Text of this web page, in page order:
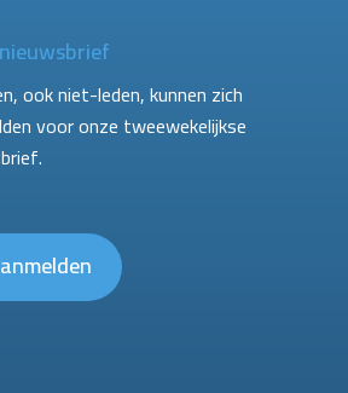
ook niet-leden, kunnen zich
voor onze tweewekelijkse